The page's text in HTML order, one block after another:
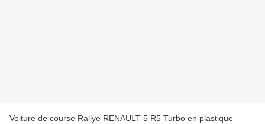
Voiture de course Rallye RENAULT 5 R5 Turbo en plastique